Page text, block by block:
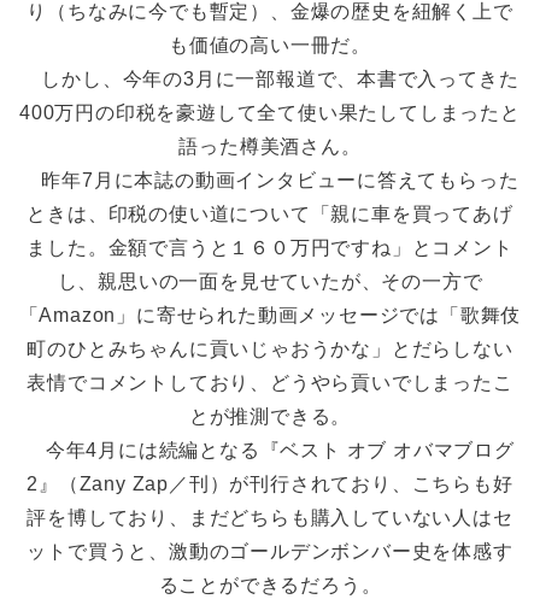
り（ちなみに今でも暫定）、金爆の歴史を紐解く上で
も価値の高い一冊だ。
しかし、今年の3月に一部報道で、本書で入ってきた
400万円の印税を豪遊して全て使い果たしてしまったと
語った樽美酒さん。
昨年7月に本誌の動画インタビューに答えてもらった
ときは、印税の使い道について「親に車を買ってあげ
ました。金額で言うと１６０万円ですね」とコメント
し、親思いの一面を見せていたが、その一方で
「Amazon」に寄せられた動画メッセージでは「歌舞伎
町のひとみちゃんに貢いじゃおうかな」とだらしない
表情でコメントしており、どうやら貢いでしまったこ
とが推測できる。
今年4月には続編となる『ベスト オブ オバマブログ
2』（Zany Zap／刊）が刊行されており、こちらも好
評を博しており、まだどちらも購入していない人はセ
ットで買うと、激動のゴールデンボンバー史を体感す
ることができるだろう。